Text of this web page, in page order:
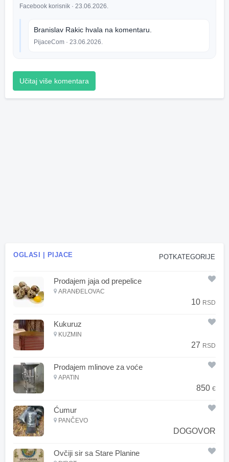
Facebook korisnik · 23.06.2026.
Branislav Rakic hvala na komentaru.
PijaceCom · 23.06.2026.
Učitaj više komentara
POTKATEGORIJE
OGLASI | PIJACE
Prodajem jaja od prepelice
ARANĐELOVAC
10 RSD
Kukuruz
KUZMIN
27 RSD
Prodajem mlinove za voće
APATIN
850 €
Ćumur
PANČEVO
DOGOVOR
Ovčiji sir sa Stare Planine